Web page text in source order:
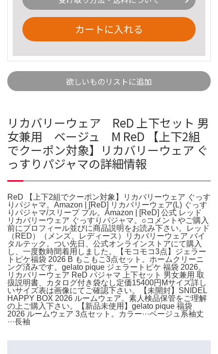
カートに入れる
欲しいものリストに追加
リカバリーウェア ReD 上下セット 男
女兼用 ベージュ M ReD 【上下2組
でクーポン対象】リカバリーウェア ぐ
っすりパジャマの詳細情報
ReD 【上下2組でクーポン対象】リカバリーウェア ぐっす
りパジャマ。Amazon | [ReD] リカバリーウェア(L) ぐっす
りパジャマ/スリープ プル。Amazon | [ReD] 公式 レッド
リカバリーウェア ぐっすりパジャマ。○コメントやご購入
前にプロフィール並びに商品説明をお読み下さい。レッド
（RED）（メンズ、レディース）リカバリーウェア バイ
タルテック。つい先日、公式オンラインストアにて購入
し、一度数時間着用しました。【モコモコ3点】ジェラー
トピケ福袋 2026 B もこもこ3点セット。ホームクリーニ
ング済みです。gelato pique ジェラートピケ 福袋 2026。
リカバリーウェア ReD パジャマ 上下セット 男女兼用 取
扱説明書、カタログ付き袋なし定価15400円Mサイズ詳し
いサイズ表は画像にてご確認下さい。【未開封】SNIDEL
HAPPY BOX 2026 ルームウェア。素人検品保管をご理解
の上ご購入下さい。【新品未使用】gelato pique 福袋
2026 ルームウェア 3点セット。カラー···ベージュ系袖丈
···長袖